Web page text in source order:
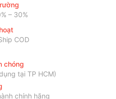
– 30%
COD
chóng
tại TP HCM)
chính hãng